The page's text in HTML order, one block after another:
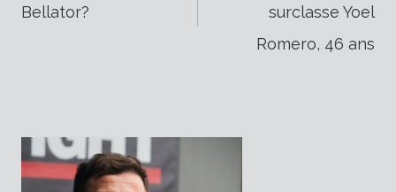
l’article
Bellator?
surclasse Yoel
Romero, 46 ​​ans